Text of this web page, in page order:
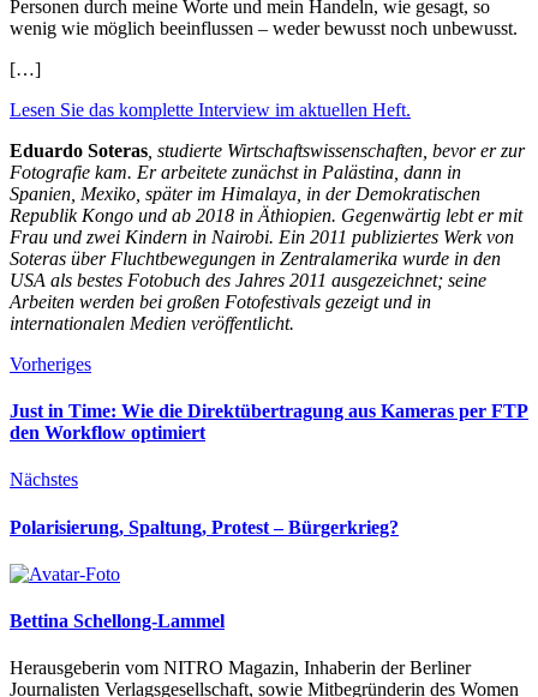
Personen durch meine Worte und mein Handeln, wie gesagt, so
wenig wie möglich beeinflussen – weder bewusst noch unbewusst.
[…]
Lesen Sie das komplette Interview im aktuellen Heft.
Eduardo Soteras , studierte Wirtschaftswissenschaften, bevor er zur
Foto­grafie kam. Er arbeitete zunächst in Palästina, dann in
Spanien, Mexiko, später im Himalaya, in der Demokratischen
Republik Kongo und ab 2018 in Äthiopien. Gegenwärtig lebt er mit
Frau und zwei Kindern in Nairobi. Ein 2011 publiziertes Werk von
Soteras über Fluchtbewegungen in Zentral­amerika wurde in den
USA als bestes Fotobuch des Jahres 2011 ausgezeichnet; seine
Arbeiten werden bei großen Fotofestivals gezeigt und in
internationalen ­Medien veröffentlicht.
Vorheriges
Just in Time: Wie die Direktübertragung aus Kameras per FTP
den Workflow optimiert
Nächstes
Polarisierung, Spaltung, Protest – Bürgerkrieg?
Bettina Schellong-Lammel
Herausgeberin vom NITRO Magazin, Inhaberin der Berliner
Journalisten Verlagsgesellschaft, sowie Mitbegründerin des Women